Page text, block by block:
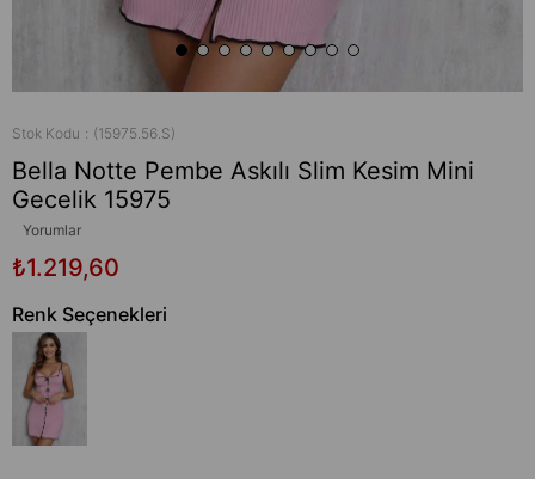
Stok Kodu (15975.56.S)
Bella Notte Pembe Askılı Slim Kesim Mini
Gecelik 15975
Yorumlar
₺1.219,60
Renk Seçenekleri